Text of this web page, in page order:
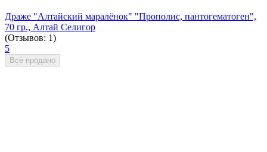
Драже "Алтайский маралёнок" "Прополис, пантогематоген",
70 гр., Алтай Селигор
(Отзывов: 1)
5
Всё продано